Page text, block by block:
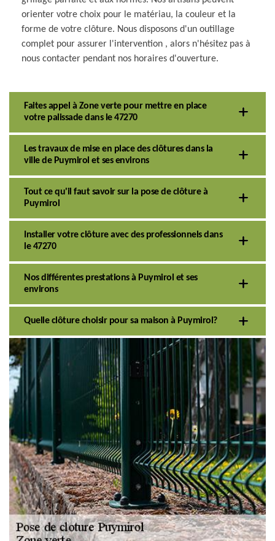
orienter votre choix pour le matériau, la couleur et la
forme de votre clôture. Nous disposons d'un outillage
complet pour assurer l'intervention , alors n'hésitez pas à
nous contacter pendant nos horaires d'ouverture.
Faites appel à Zone verte pour mettre en place
votre palissade dans le 47270
Les travaux de mise en place des clôtures dans la
ville de Puymirol et ses environs
Tout ce qu'il faut savoir sur la pose de clôture à
Puymirol
Installer votre clôture avec des professionnels dans
le 47270
Nos différentes prestations à Puymirol et ses
environs
Quelle clôture choisir pour sa maison à Puymirol?